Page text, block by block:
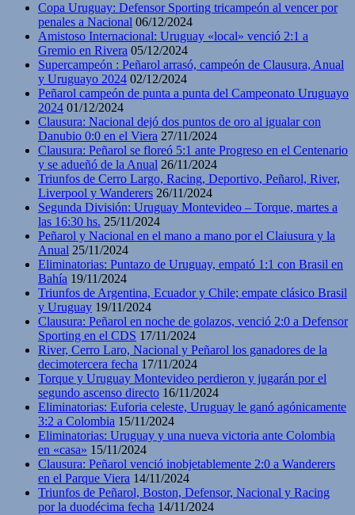
Copa Uruguay: Defensor Sporting tricampeón al vencer por
penales a Nacional 06/12/2024
Amistoso Internacional: Uruguay «local» venció 2:1 a
Gremio en Rivera 05/12/2024
Supercampeón : Peñarol arrasó, campeón de Clausura, Anual
y Uruguayo 2024 02/12/2024
Peñarol campeón de punta a punta del Campeonato Uruguayo
2024 01/12/2024
Clausura: Nacional dejó dos puntos de oro al igualar con
Danubio 0:0 en el Viera 27/11/2024
Clausura: Peñarol se floreó 5:1 ante Progreso en el Centenario
y se adueñó de la Anual 26/11/2024
Triunfos de Cerro Largo, Racing, Deportivo, Peñarol, River,
Liverpool y Wanderers 26/11/2024
Segunda División: Uruguay Montevideo – Torque, martes a
las 16:30 hs. 25/11/2024
Peñarol y Nacional en el mano a mano por el Claiusura y la
Anual 25/11/2024
Eliminatorias: Puntazo de Uruguay, empató 1:1 con Brasil en
Bahía 19/11/2024
Triunfos de Argentina, Ecuador y Chile; empate clásico Brasil
y Uruguay 19/11/2024
Clausura: Peñarol en noche de golazos, venció 2:0 a Defensor
Sporting en el CDS 17/11/2024
River, Cerro Laro, Nacional y Peñarol los ganadores de la
decimotercera fecha 17/11/2024
Torque y Uruguay Montevideo perdieron y jugarán por el
segundo ascenso directo 16/11/2024
Eliminatorias: Euforia celeste, Uruguay le ganó agónicamente
3:2 a Colombia 15/11/2024
Eliminatorias: Uruguay y una nueva victoria ante Colombia
en «casa» 15/11/2024
Clausura: Peñarol venció inobjetablemente 2:0 a Wanderers
en el Parque Viera 14/11/2024
Triunfos de Peñarol, Boston, Defensor, Nacional y Racing
por la duodécima fecha 14/11/2024